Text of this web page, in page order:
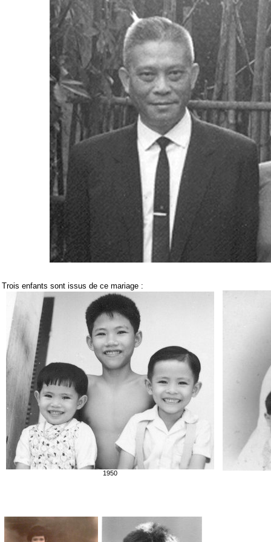
Trois enfants sont issus de ce mariage :
1950